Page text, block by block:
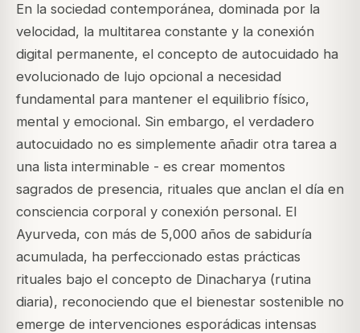
En la sociedad contemporánea, dominada por la
velocidad, la multitarea constante y la conexión
digital permanente, el concepto de autocuidado ha
evolucionado de lujo opcional a necesidad
fundamental para mantener el equilibrio físico,
mental y emocional. Sin embargo, el verdadero
autocuidado no es simplemente añadir otra tarea a
una lista interminable - es crear momentos
sagrados de presencia, rituales que anclan el día en
consciencia corporal y conexión personal. El
Ayurveda, con más de 5,000 años de sabiduría
acumulada, ha perfeccionado estas prácticas
rituales bajo el concepto de Dinacharya (rutina
diaria), reconociendo que el bienestar sostenible no
emerge de intervenciones esporádicas intensas